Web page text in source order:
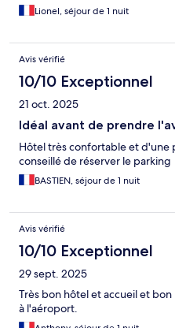
Lionel, séjour de 1 nuit
Avis vérifié
10/10 Exceptionnel
21 oct. 2025
Idéal avant de prendre
Hôtel très confortable et
conseillé de réserver le parking
BASTIEN, séjour de 1 nuit
Avis vérifié
10/10 Exceptionnel
29 sept. 2025
Très bon hôtel et accueil et
à l'aéroport.